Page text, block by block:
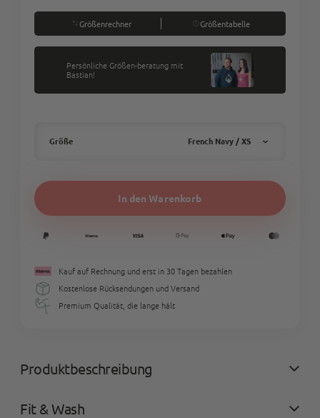
Größenrechner Größentabelle
Persönliche Größen-beratung mit
Bastian!
Größe French Navy / XS
Farbe
Größe
XS S M
In den Warenkorb
Kauf auf Rechnung und erst in 30 Tagen bezahlen
Kostenlose Rücksendungen und Versand
Premium Qualität, die lange hält
in
Produktbeschreibung
Fit & Wash